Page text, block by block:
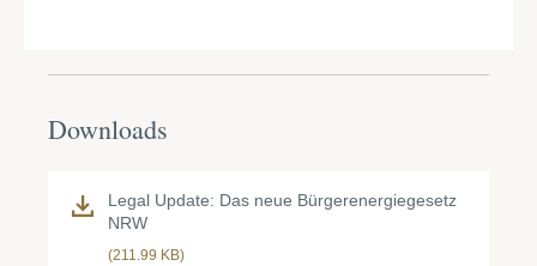
Downloads
Legal Update: Das neue Bürgerenergiegesetz
NRW
(211.99 KB)